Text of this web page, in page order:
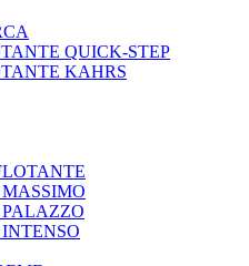
QUICK-STEP
KAHRS